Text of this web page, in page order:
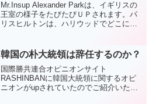
Mr.Insup Alexander Parkは、イギリスの
王室の様子をたびたびＵＰされます。パ
リスヒルトンは、ハリウッドでどこに行
www.eonline.com
韓国の朴大統領は辞任するのか？
国際勝共連合オピニオンサイト
RASHINBANに韓国大統領に関するオピ
ニオンがupされていたのでご紹介いたし